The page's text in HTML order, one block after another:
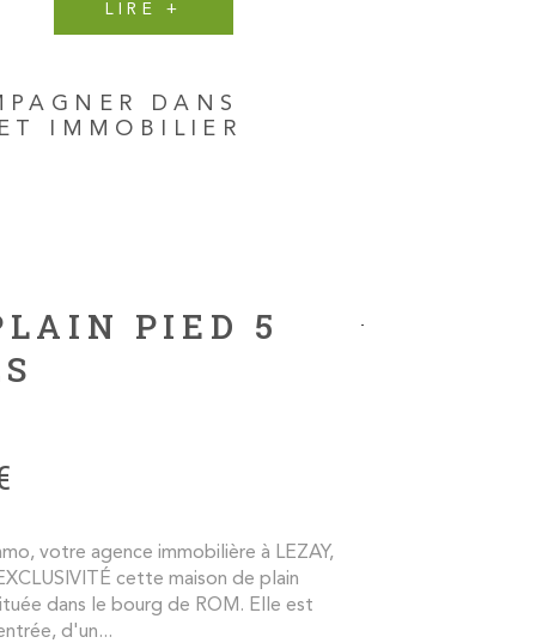
(Deux-Sèvres 79).
annuelle de 150 ventes de maisons et
de 75 locations, et un portefeuille de près de 215
LIRE +
DANS
IMMOBILIER
PIED 5
votre agence immobilière à LEZAY,
cette maison de plain
dans le bourg de ROM. Elle est
d'un...